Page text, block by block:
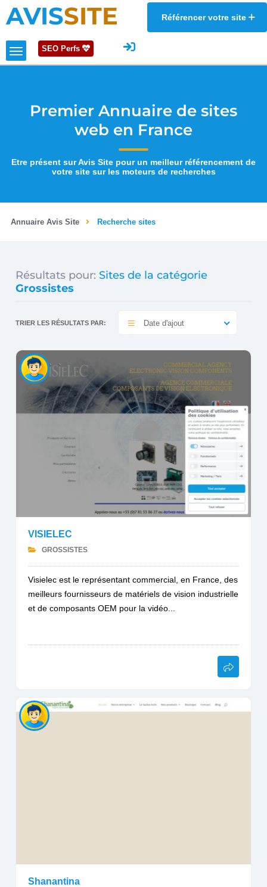
AVISSITE Référencer votre site
SEO Perfs
Premier Annuaire de sites
web en France
Etre présent sur Avis Site pour un meilleur référencement de
votre site sur les moteurs de recherches
Annuaire Avis Site Recherche sites
Résultats pour: Sites de la catégorie
Grossistes
TRIER LES RÉSULTATS PAR: Date d'ajout
VISIELEC
GROSSISTES
Visielec est le représentant commercial, en France, des
meilleurs fournisseurs de matériels de vision industrielle
et de composants OEM pour la vidéo...
Shanantina